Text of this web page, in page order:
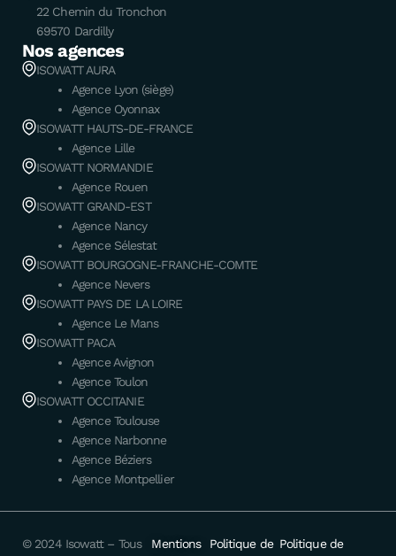
22 Chemin du Tronchon
69570 Dardilly
Nos agences
ISOWATT AURA
Agence Lyon (siège)
Agence Oyonnax
ISOWATT HAUTS-DE-FRANCE
Agence Lille
ISOWATT NORMANDIE
Agence Rouen
ISOWATT GRAND-EST
Agence Nancy
Agence Sélestat
ISOWATT BOURGOGNE-FRANCHE-COMTE
Agence Nevers
ISOWATT PAYS DE LA LOIRE
Agence Le Mans
ISOWATT PACA
Agence Avignon
Agence Toulon
ISOWATT OCCITANIE
Agence Toulouse
Agence Narbonne
Agence Béziers
Agence Montpellier
© 2024 Isowatt – Tous
Mentions
Politique de Politique de